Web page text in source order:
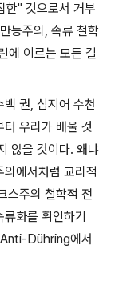
한" 것으로서 거부
능주의 , 속류 철학
에 이르는 모든 길
백 권, 심지어 수천
우리가 배울 것
않을 것이다. 왜냐
에서처럼 교리적
스주의 철학적 전
화를 확인하기
Dühring에서